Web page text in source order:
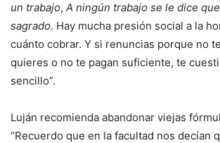
un trabajo, A ningún trabajo se le dice
sagrado. Hay mucha presión social a la
cuánto cobrar. Y si renuncias porque no
quieres o no te pagan suficiente, te
sencillo”.
Luján recomienda abandonar viejas
“Recuerdo que en la facultad nos decían